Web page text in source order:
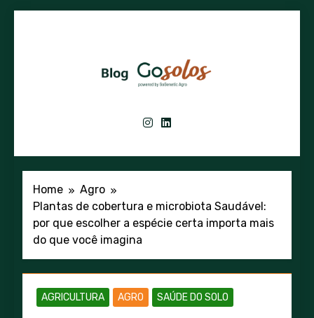
GoSolos – Blog
Inovação Em Genética, Biotecnologia E
Home
Agro
Plantas de cobertura e microbiota Saudável:
por que escolher a espécie certa importa mais
do que você imagina
AGRICULTURA AGRO SAÚDE DO SOLO